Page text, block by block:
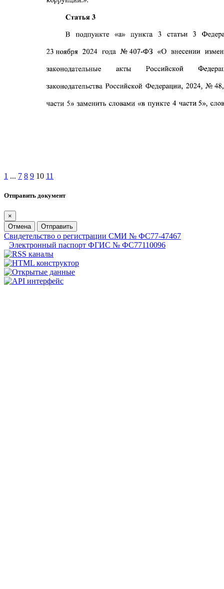
1 ... 7 8 9 10 11
Отправить документ
×
Отмена
Отправить
Свидетельство о регистрации СМИ № ФС77-47467
Электронный паспорт ФГИС № ФС77110096